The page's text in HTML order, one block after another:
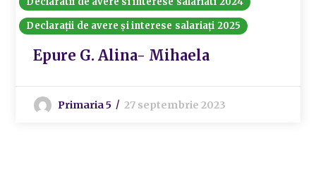
Declarații de avere și interese salariați 2025
Epure G. Alina- Mihaela
Primaria 5 27 septembrie 2023